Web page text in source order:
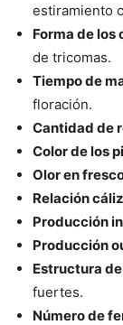
estiramiento
Forma de los
de tricomas.
Tiempo de
floración.
Cantidad de
Color de los
Olor en
Relación
Producción
Producción
Estructura
fuertes.
Número de